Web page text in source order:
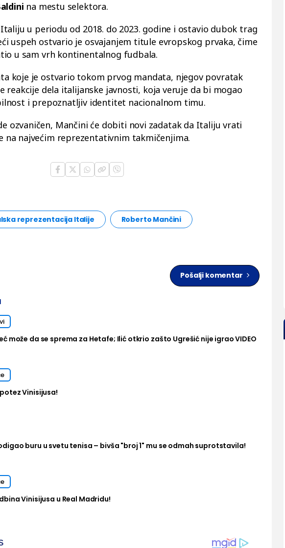
na mestu selektora.
u periodu od 2018. do 2023. godine i ostavio dubok trag
uspeh ostvario je osvajanjem titule evropskog prvaka, čime
u sam vrh kontinentalnog fudbala.
koje je ostvario tokom prvog mandata, njegov povratak
reakcije dela italijanske javnosti, koja veruje da bi mogao
i prepoznatljiv identitet nacionalnom timu.
ozvaničen, Mančini će dobiti novi zadatak da Italiju vrati
na najvećim reprezentativnim takmičenjima.
reprezentacija Italije Roberto Mančini
Pošalji komentar
može da se sprema za Hetafe; Ilić otkrio zašto Ugrešić nije igrao VIDEO
Vinisijusa!
buru u svetu tenisa – bivša "broj 1" mu se odmah suprotstavila!
Vinisijusa u Real Madridu!